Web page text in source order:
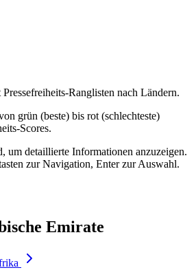
Ranglisten nach Ländern.
grün (beste) bis rot (schlechteste)
Scores.
um detaillierte Informationen anzuzeigen.
zur Navigation, Enter zur Auswahl.
Emirate